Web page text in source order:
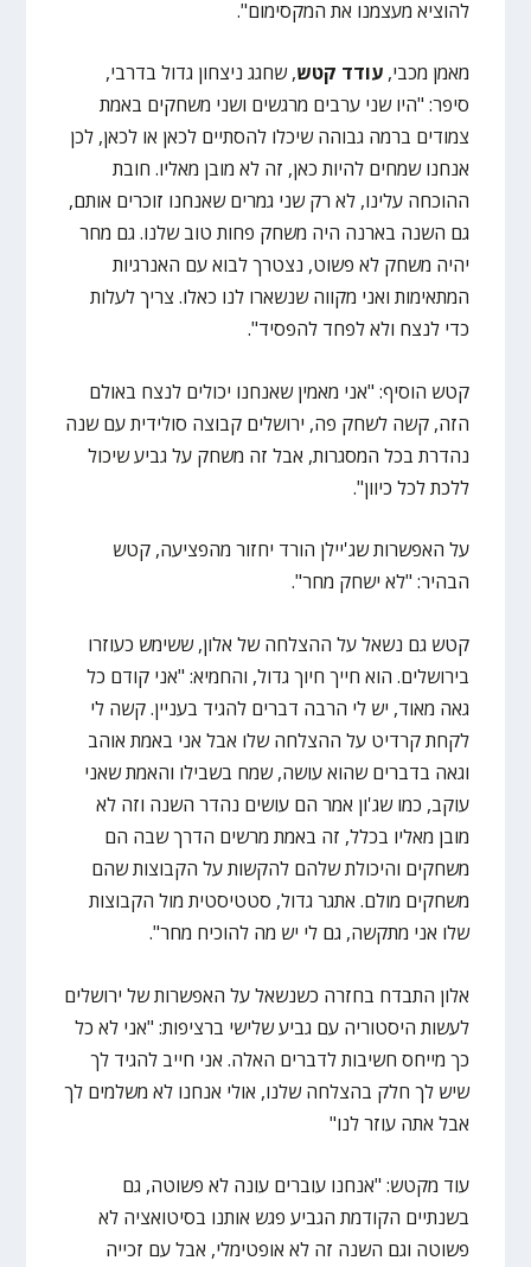
להוציא מעצמנו את המקסימום".
מאמן מכבי,עודד קטש, שחגג ניצחון גדול בדרבי,
סיפר: "היו שני ערבים מרגשים ושני משחקים באמת
צמודים ברמה גבוהה שיכלו להסתיים לכאן או לכאן, לכן
אנחנו שמחים להיות כאן, זה לא מובן מאליו. חובת
ההוכחה עלינו, לא רק שני גמרים שאנחנו זוכרים אותם,
גם השנה בארנה היה משחק פחות טוב שלנו. גם מחר
יהיה משחק לא פשוט, נצטרך לבוא עם האנרגיות
המתאימות ואני מקווה שנשארו לנו כאלו. צריך לעלות
כדי לנצח ולא לפחד להפסיד".
קטש הוסיף: "אני מאמין שאנחנו יכולים לנצח באולם
הזה, קשה לשחק פה, ירושלים קבוצה סולידית עם שנה
נהדרת בכל המסגרות, אבל זה משחק על גביע שיכול
ללכת לכל כיוון".
על האפשרות שג'יילן הורד יחזור מהפציעה, קטש
הבהיר: "לא ישחק מחר".
קטש גם נשאל על ההצלחה של אלון, ששימש כעוזרו
בירושלים. הוא חייך חיוך גדול, והחמיא: "אני קודם כל
גאה מאוד, יש לי הרבה דברים להגיד בעניין. קשה לי
לקחת קרדיט על ההצלחה שלו אבל אני באמת אוהב
וגאה בדברים שהוא עושה, שמח בשבילו והאמת שאני
עוקב, כמו שג'ון אמר הם עושים נהדר השנה וזה לא
מובן מאליו בכלל, זה באמת מרשים הדרך שבה הם
משחקים והיכולת שלהם להקשות על הקבוצות שהם
משחקים מולם. אתגר גדול, סטטיסטית מול הקבוצות
שלו אני מתקשה, גם לי יש מה להוכיח מחר".
אלון התבדח בחזרה כשנשאל על האפשרות של ירושלים
לעשות היסטוריה עם גביע שלישי ברציפות: "אני לא כל
כך מייחס חשיבות לדברים האלה. אני חייב להגיד לך
שיש לך חלק בהצלחה שלנו, אולי אנחנו לא משלמים לך
אבל אתה עוזר לנו"
עוד מקטש: "אנחנו עוברים עונה לא פשוטה, גם
בשנתיים הקודמת הגביע פגש אותנו בסיטואציה לא
פשוטה וגם השנה זה לא אופטימלי, אבל עם זכייה